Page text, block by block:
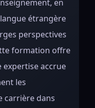
en
étrangère
perspectives
formation offre
expertise accrue
les
carrière dans